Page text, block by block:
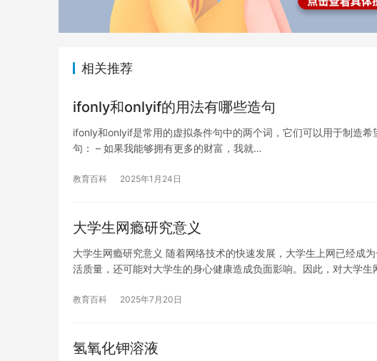
相关推荐
ifonly和onlyif的用法有哪些造句
ifonly和onlyif是常用的虚拟条件句中的两个词，它们可以用于制造
句： – 如果我能够拥有更多的财富，我就…
教育百科 2025年1月24日
大学生网瘾研究意义
大学生网瘾研究意义 随着网络技术的快速发展，大学生上网已经成
活质量，还可能对大学生的身心健康造成负面影响。因此，对大学
教育百科 2025年7月20日
氢氧化钾溶液